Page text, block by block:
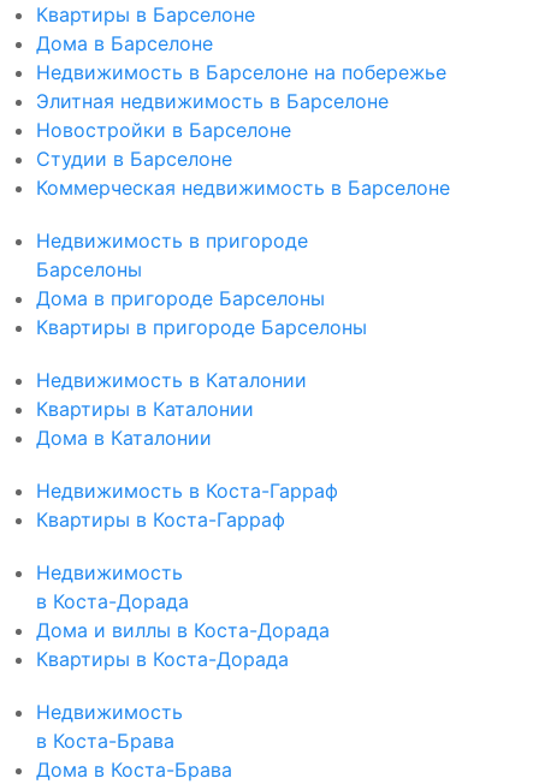
Квартиры в Барселоне
Дома в Барселоне
Недвижимость в Барселоне на побережье
Элитная недвижимость в Барселоне
Новостройки в Барселоне
Студии в Барселоне
Коммерческая недвижимость в Барселоне
Недвижимость в пригороде
Барселоны
Дома в пригороде Барселоны
Квартиры в пригороде Барселоны
Недвижимость в Каталонии
Квартиры в Каталонии
Дома в Каталонии
Недвижимость в Коста-Гарраф
Квартиры в Коста-Гарраф
Недвижимость
в Коста-Дорада
Дома и виллы в Коста-Дорада
Квартиры в Коста-Дорада
Недвижимость
в Коста-Брава
Дома в Коста-Брава